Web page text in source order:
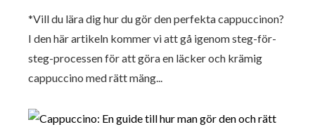
*Vill du lära dig hur du gör den perfekta cappuccinon?
I den här artikeln kommer vi att gå igenom steg-för-
steg-processen för att göra en läcker och krämig
cappuccino med rätt mäng...